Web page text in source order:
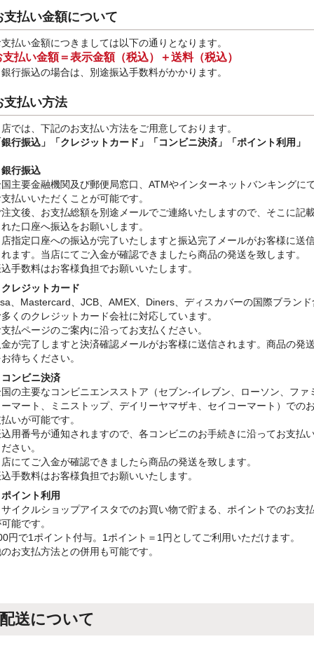
支払い金額について
払い金額につきましては以下の通りとなります。
支払い金額＝表示金額（税込）＋送料（税込）
行振込の場合は、別途振込手数料がかかります。
支払い方法
では、下記のお支払い方法をご用意しております。
行振込」
「クレジットカード」「コンビニ決済」「ポイント利用」
行振込
主要金融機関及び郵便局窓口、ATMやインターネットバンキングに
払いいただくことが可能です。
文後、お支払総額を別途メールでご連絡いたしますので、そこに記
た口座へ振込をお願いします。
指定口座への振込が完了いたしますと振込完了メールがお客様に送
ます。当店にてご入金が確認できましたら商品の発送を致します。
手数料はお客様負担でお願いいたします。
レジットカード
、Mastercard、JCB、AMEX、Diners、ディスカバーの国際ブランド
くのクレジットカード会社に対応しています。
払ページのご案内に沿ってお支払ください。
が完了しますと決済確認メールがお客様に送信されます。商品の発
待ちください。
ンビニ決済
の主要なコンビニエンスストア（セブン-イレブン、ローソン、ファ
マート、ミニストップ、デイリーヤマザキ、セイコーマート）での
いが可能です。
用番号が通知されますので、各コンビニのお手続きに沿ってお支払
さい。
にてご入金が確認できましたら商品の発送を致します。
手数料はお客様負担でお願いいたします。
イント利用
イクルショップアイスタでのお買い物で貯まる、ポイントでのお支
能です。
円で1ポイント付与。1ポイント＝1円としてご利用いただけます。
お支払方法との併用も可能です。
配送について